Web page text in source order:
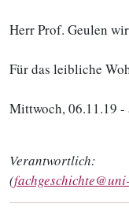
Herr Prof. Geulen
Für das leibliche
Mittwoch, 06.11.19 -
Verantwortlich:
(